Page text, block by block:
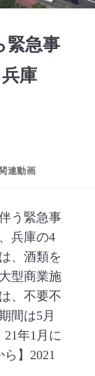
急事
庫
関連動画
う緊急事
兵庫の4
、酒類を
型商業施
、不要不
間は5月
21年1月に
】2021